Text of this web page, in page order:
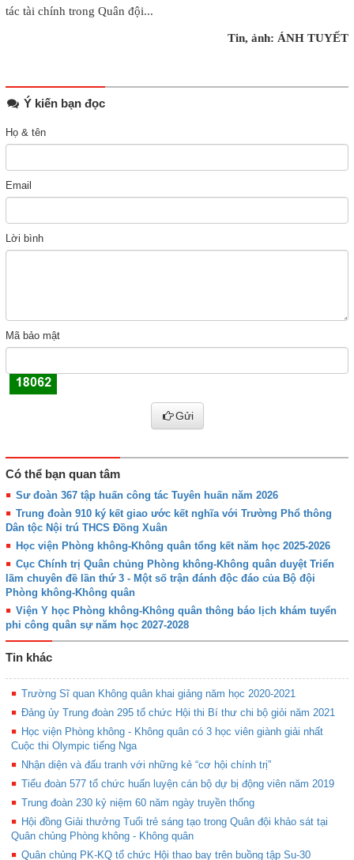
tác tài chính trong Quân đội...
Tin, ảnh: ÁNH TUYẾT
Ý kiến bạn đọc
Họ & tên
Email
Lời bình
Mã bảo mật
Gửi
Có thể bạn quan tâm
Sư đoàn 367 tập huấn công tác Tuyên huấn năm 2026
Trung đoàn 910 ký kết giao ước kết nghĩa với Trường Phổ thông
Dân tộc Nội trú THCS Đồng Xuân
Học viện Phòng không-Không quân tổng kết năm học 2025-2026
Cục Chính trị Quân chủng Phòng không-Không quân duyệt Triển
lãm chuyên đề lần thứ 3 - Một số trận đánh độc đáo của Bộ đội
Phòng không-Không quân
Viện Y học Phòng không-Không quân thông báo lịch khám tuyển
phi công quân sự năm học 2027-2028
Tin khác
Trường Sĩ quan Không quân khai giảng năm học 2020-2021
Đảng ủy Trung đoàn 295 tổ chức Hội thi Bí thư chi bộ giỏi năm 2021
Học viện Phòng không - Không quân có 3 học viên giành giải nhất
Cuộc thi Olympic tiếng Nga
Nhận diện và đấu tranh với những kẻ “cơ hội chính trị”
Tiểu đoàn 577 tổ chức huấn luyện cán bộ dự bị động viên năm 2019
Trung đoàn 230 kỷ niệm 60 năm ngày truyền thống
Hội đồng Giải thưởng Tuổi trẻ sáng tạo trong Quân đội khảo sát tại
Quân chủng Phòng không - Không quân
Quân chủng PK-KQ tổ chức Hội thao bay trên buồng tập Su-30